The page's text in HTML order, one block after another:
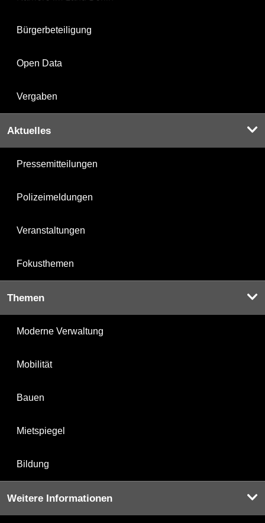
Bürgerbeteiligung
Open Data
Vergaben
Aktuelles
Pressemitteilungen
Polizeimeldungen
Veranstaltungen
Fokusthemen
Themen
Moderne Verwaltung
Mobilität
Bauen
Mietspiegel
Bildung
Weitere Informationen